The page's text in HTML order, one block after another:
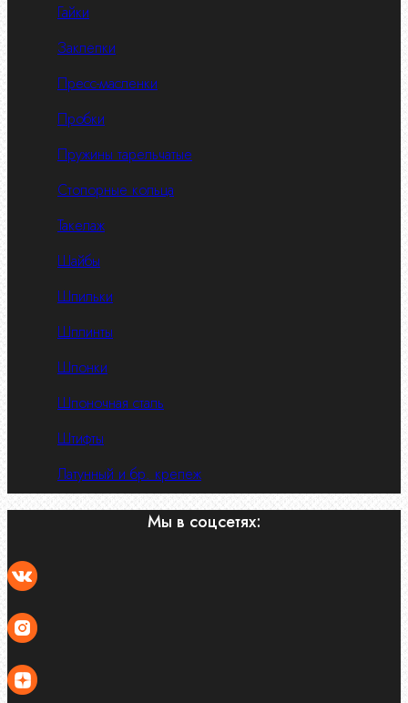
Гайки
Заклепки
Пресс-масленки
Пробки
Пружины тарельчатые
Стопорные кольца
Такелаж
Шайбы
Шпильки
Шплинты
Шпонки
Шпоночная сталь
Штифты
Латунный и бр. крепеж
Мы в соцсетях: